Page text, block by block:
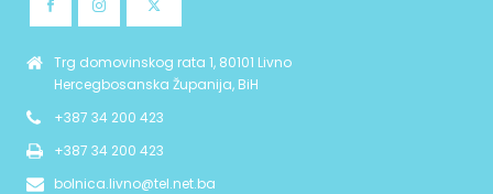
Trg domovinskog rata 1, 80101 Livno
Hercegbosanska Županija, BiH
+387 34 200 423
+387 34 200 423
bolnica.livno@tel.net.ba